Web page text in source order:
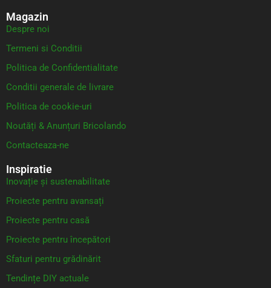
Magazin
Despre noi
Termeni si Conditii
Politica de Confidentialitate
Conditii generale de livrare
Politica de cookie-uri
Noutăți & Anunțuri Bricolando
Contacteaza-ne
Inspiratie
Inovație și sustenabilitate
Proiecte pentru avansați
Proiecte pentru casă
Proiecte pentru începători
Sfaturi pentru grădinărit
Tendințe DIY actuale